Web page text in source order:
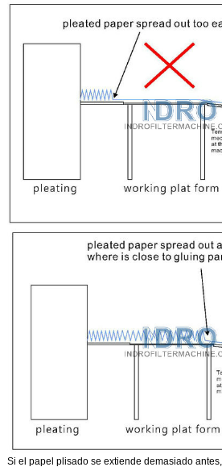
Si el papel plisado se extiende demasiado